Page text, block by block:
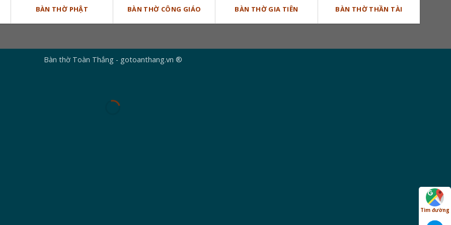
BÀN THỜ PHẬT BÀN THỜ CÔNG GIÁO BÀN THỜ GIA TIÊN BÀN THỜ THẦN TÀI
Bàn thờ Toàn Thắng - gotoanthang.vn ®
Tìm đường